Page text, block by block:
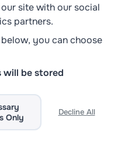
olddomain.com'
--
No Aparecen
eventos de hover o
site with our social
partners.
you can choose
will be stored
Only
Decline All